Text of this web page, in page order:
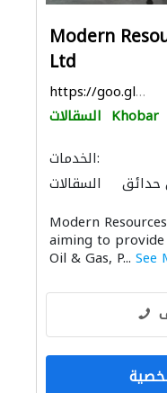
Modern
Ltd
https://goo.gl/maps/ByF1DbJW3xVEefCR9
السقالات Khobar
الخدمات:
السقالات
حدائق
حدّاد أقفال
الايدي العاملة
Modern
aiming to
Oil & Gas, P... See